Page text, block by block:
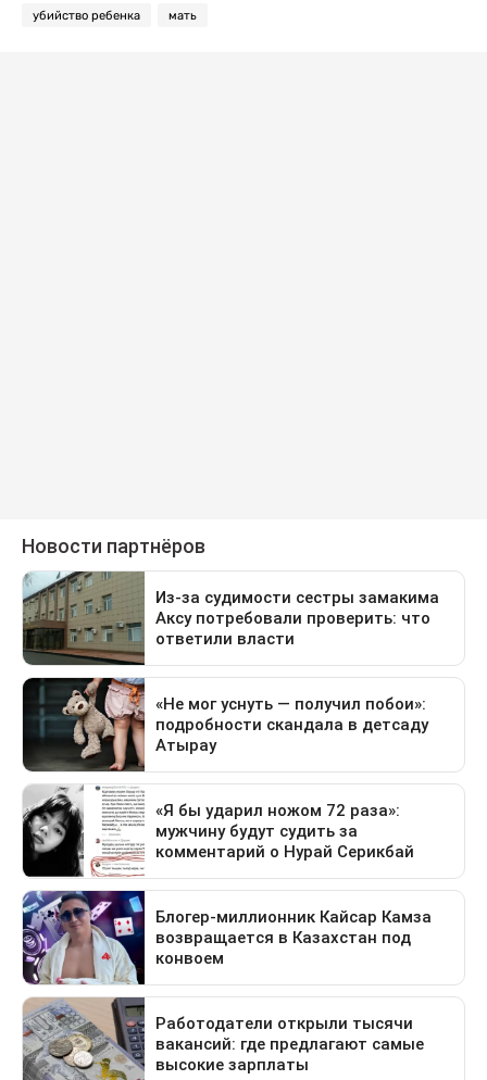
убийство ребенка мать